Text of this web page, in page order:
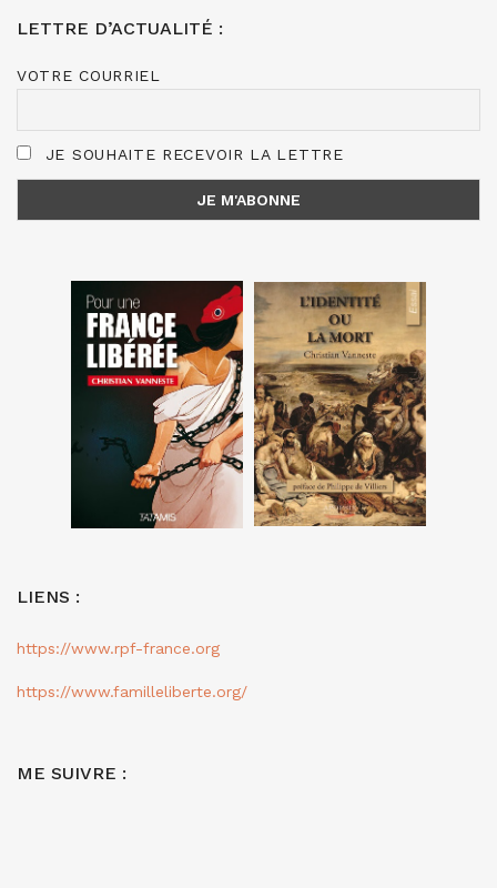
LETTRE D’ACTUALITÉ :
VOTRE COURRIEL
JE SOUHAITE RECEVOIR LA LETTRE
LIENS :
https://www.rpf-france.org
https://www.familleliberte.org/
ME SUIVRE :